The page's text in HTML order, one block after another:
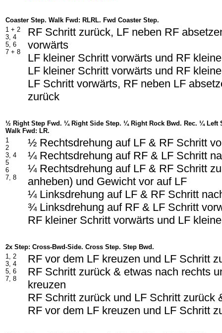
Coaster Step. Walk Fwd: RLRL. Fwd Coaster Step.
1 + 2
3, 4
5, 6
7 + 8
RF Schritt zurück, LF neben RF
vorwärts
LF kleiner Schritt vorwärts und RF
LF kleiner Schritt vorwärts und RF
LF Schritt vorwärts, RF neben LF
zurück
½ Right Step Fwd. ¼ Right Side Step. ¼ Right Rock Bwd. Rec. ¼ Left
Walk Fwd: LR.
1
2
3, 4
5
6
7, 8
½ Rechtsdrehung auf LF & RF Schritt
¼ Rechtsdrehung auf RF & LF Schritt
¼ Rechtsdrehung auf LF & RF Schritt
anheben) und Gewicht vor auf LF
¼ Linksdrehung auf LF & RF Schritt
¾ Linksdrehung auf RF & LF Schritt
RF kleiner Schritt vorwärts und LF
2x Step: Cross-Bwd-Side. Cross Step. Step Bwd.
1, 2
3, 4
5, 6
7, 8
RF vor dem LF kreuzen und LF Schritt
RF Schritt zurück & etwas nach rechts
kreuzen
RF Schritt zurück und LF Schritt zurück
RF vor dem LF kreuzen und LF Schritt